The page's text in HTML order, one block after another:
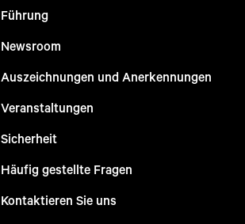
Führung
Newsroom
Auszeichnungen und Anerkennungen
Veranstaltungen
Sicherheit
Häufig gestellte Fragen
Kontaktieren Sie uns